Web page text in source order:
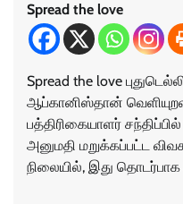
Spread the love
Spread the love
ஆப்கானிஸ்தான்
பத்திரிகையாளர்
அனுமதி மறுக்கப்பட்ட
நிலையில், இது